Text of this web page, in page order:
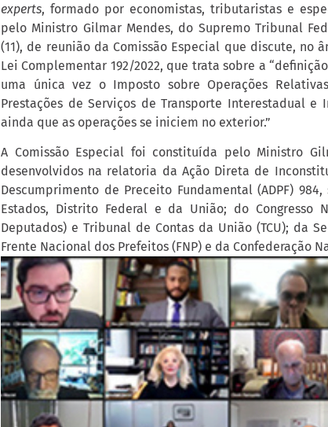
experts, formado por economistas, tributaristas e
pelo Ministro Gilmar Mendes, do Supremo Tribunal
(11), de reunião da Comissão Especial que discute, no
Lei Complementar 192/2022, que trata sobre a
uma única vez o Imposto sobre Operações
Prestações de Serviços de Transporte Interestadual e
ainda que as operações se iniciem no exterior.”
A Comissão Especial foi constituída pelo Ministro
desenvolvidos na relatoria da Ação Direta de
Descumprimento de Preceito Fundamental (ADPF)
Estados, Distrito Federal e da União; do Congresso
Deputados) e Tribunal de Contas da União (TCU); da
Frente Nacional dos Prefeitos (FNP) e da Confederação